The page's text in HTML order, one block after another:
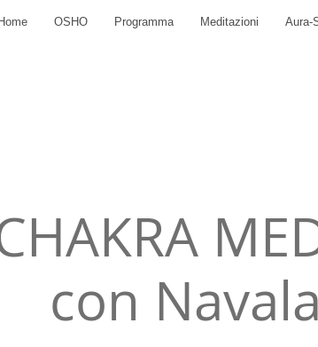
Home OSHO Programma Meditazioni Aura-
con Navala